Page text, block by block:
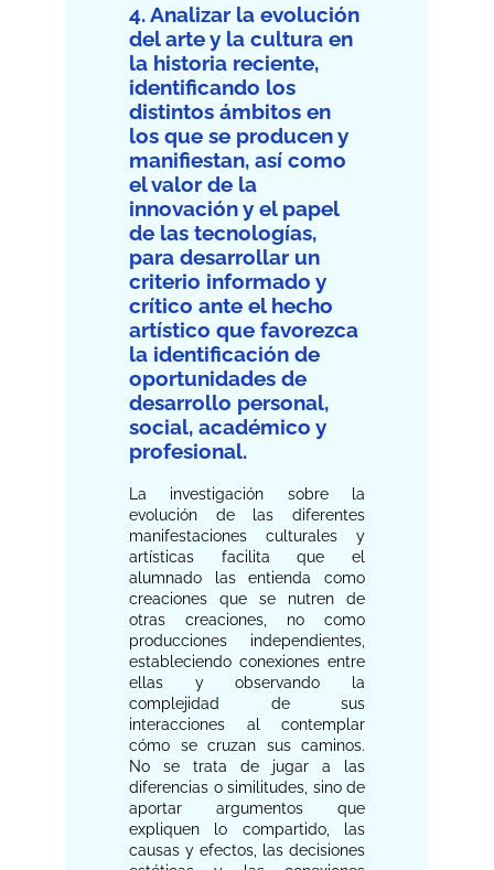
4. Analizar la evolución
del arte y la cultura en
la historia reciente,
identificando los
distintos ámbitos en
los que se producen y
manifiestan, así como
el valor de la
innovación y el papel
de las tecnologías,
para desarrollar un
criterio informado y
crítico ante el hecho
artístico que favorezca
la identificación de
oportunidades de
desarrollo personal,
social, académico y
profesional.
La investigación sobre la
evolución de las diferentes
manifestaciones culturales y
artísticas facilita que el
alumnado las entienda como
creaciones que se nutren de
otras creaciones, no como
producciones independientes,
estableciendo conexiones entre
ellas y observando la
complejidad de sus
interacciones al contemplar
cómo se cruzan sus caminos.
No se trata de jugar a las
diferencias o similitudes, sino de
aportar argumentos que
expliquen lo compartido, las
causas y efectos, las decisiones